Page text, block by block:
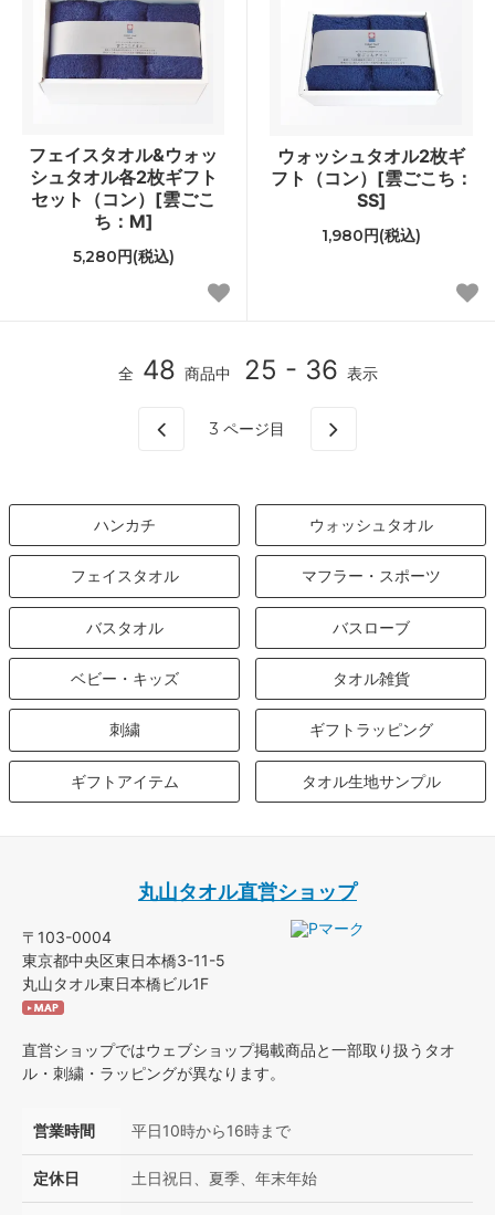
フェイスタオル&ウォッ
シュタオル各2枚ギフト
セット（コン）[雲ごこ
ち：M]
5,280円(税込)
ウォッシュタオル2枚ギ
フト（コン）[雲ごこち：
SS]
1,980円(税込)
全 48 商品中 25 - 36 表示
3 ページ目
ハンカチ ウォッシュタオル
フェイスタオル マフラー・スポーツ
バスタオル バスローブ
ベビー・キッズ タオル雑貨
刺繍 ギフトラッピング
ギフトアイテム タオル生地サンプル
丸山タオル直営ショップ
〒103-0004
東京都中央区東日本橋3-11-5
丸山タオル東日本橋ビル1F
直営ショップではウェブショップ掲載商品と一部取り扱うタオ
ル・刺繍・ラッピングが異なります。
営業時間 平日10時から16時まで
定休日 土日祝日、夏季、年末年始